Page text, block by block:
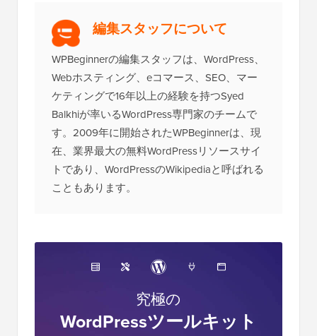
編集スタッフについて
WPBeginnerの編集スタッフは、WordPress、
Webホスティング、eコマース、SEO、マー
ケティングで16年以上の経験を持つSyed
Balkhiが率いるWordPress専門家のチームで
す。2009年に開始されたWPBeginnerは、現
在、業界最大の無料WordPressリソースサイ
トであり、WordPressのWikipediaと呼ばれる
こともあります。
究極の
WordPressツールキット